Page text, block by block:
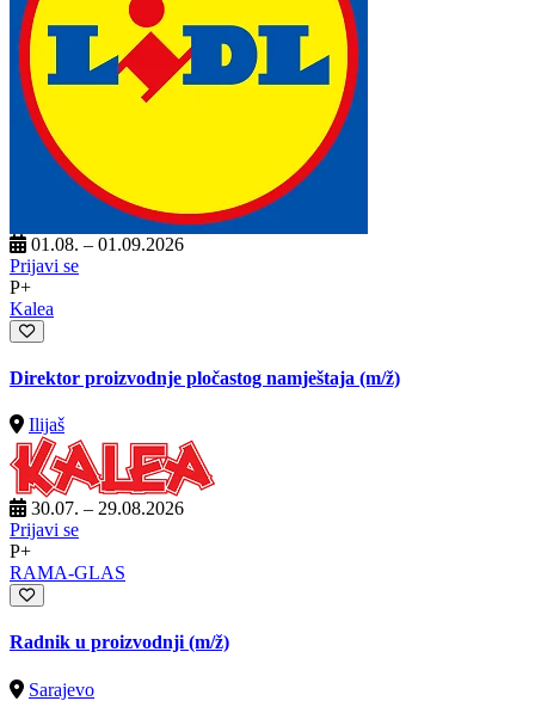
01.08. – 01.09.2026
Prijavi se
P+
Kalea
Direktor proizvodnje pločastog namještaja (m/ž)
Ilijaš
30.07. – 29.08.2026
Prijavi se
P+
RAMA-GLAS
Radnik u proizvodnji(m/ž)
Sarajevo